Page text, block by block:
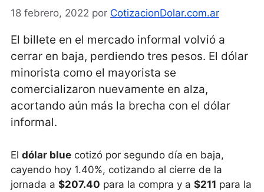
18 febrero, 2022 por CotizacionDolar.com.ar
El billete en el mercado informal volvió a
cerrar en baja, perdiendo tres pesos. El dólar
minorista como el mayorista se
comercializaron nuevamente en alza,
acortando aún más la brecha con el dólar
informal.
El dólar blue cotizó por segundo día en baja,
cayendo hoy 1.40%, cotizando al cierre de la
jornada a $207.40 para la compra y a $211 para la